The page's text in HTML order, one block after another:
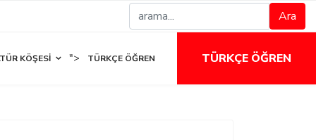
Ara
TÜRKÇE ÖĞREN
KÖŞESI "> TÜRKÇE ÖĞREN